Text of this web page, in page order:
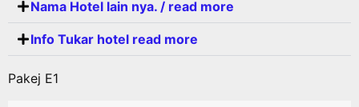
Nama Hotel lain nya. / read more
Info Tukar hotel read more
Pakej E1